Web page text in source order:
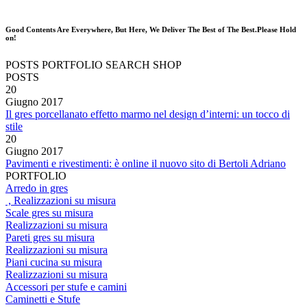
Good Contents Are Everywhere, But Here, We Deliver The Best of The Best.Please Hold
on!
POSTS PORTFOLIO SEARCH SHOP
POSTS
20
Giugno 2017
Il gres porcellanato effetto marmo nel design d’interni: un tocco di
stile
20
Giugno 2017
Pavimenti e rivestimenti: è online il nuovo sito di Bertoli Adriano
PORTFOLIO
Arredo in gres
, Realizzazioni su misura
Scale gres su misura
Realizzazioni su misura
Pareti gres su misura
Realizzazioni su misura
Piani cucina su misura
Realizzazioni su misura
Accessori per stufe e camini
Caminetti e Stufe